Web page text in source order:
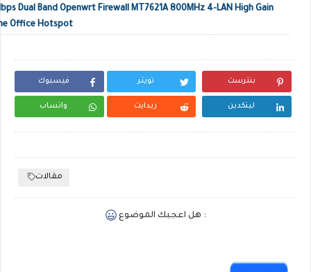
Dual Band Openwrt Firewall MT7621A 800MHz 4-LAN High Gain
Office Hotspot
فيسبوك تويتر بنترست
واتساب ريدايت لينكدين
مقالات
هل اعجبك الموضوع :